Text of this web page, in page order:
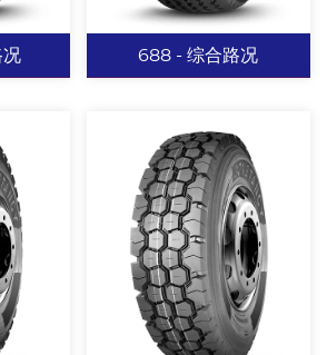
查看更多
况
助
及识
部采
外形
花纹
688 - 综合路况
688 - 综合路况
真空胎三道曲折沟设计，
适应能力强，在保证抓地
力的同时提高胎面横向刚
性。 中间沟槽增加散热钢
片，美观大气的同时提高